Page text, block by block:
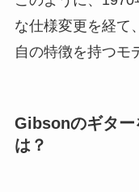
な仕様変更を経て
自の特徴を持つモ
Gibsonのギター
は？